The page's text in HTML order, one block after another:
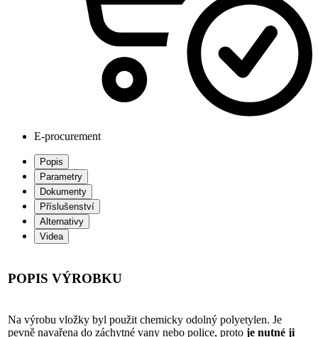
E-procurement
Popis
Parametry
Dokumenty
Příslušenství
Alternativy
Videa
POPIS VÝROBKU
Na výrobu vložky byl použit chemicky odolný polyetylen. Je
pevně navařena do záchytné vany nebo police, proto je nutné ji